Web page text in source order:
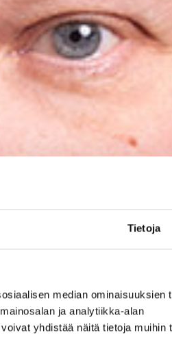
Tietoja
median ominaisuuksien
ja analytiikka-alan
yhdistää näitä tietoja muihin